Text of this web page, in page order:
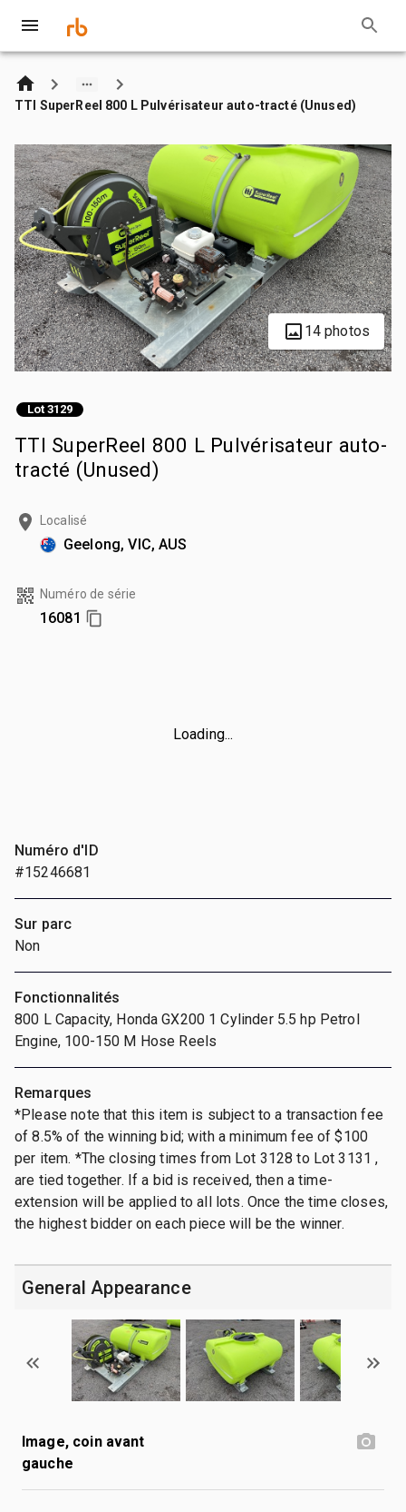
TTI SuperReel 800 L Pulvérisateur auto-tracté (Unused)
14 photos
Lot 3129
TTI SuperReel 800 L Pulvérisateur auto-
tracté (Unused)
Localisé
Geelong, VIC, AUS
Numéro de série
16081
Loading...
Numéro d'ID
#15246681
Sur parc
Non
Fonctionnalités
800 L Capacity, Honda GX200 1 Cylinder 5.5 hp Petrol
Engine, 100-150 M Hose Reels
Remarques
*Please note that this item is subject to a transaction fee
of 8.5% of the winning bid; with a minimum fee of $100
per item. *The closing times from Lot 3128 to Lot 3131 ,
are tied together. If a bid is received, then a time-
extension will be applied to all lots. Once the time closes,
the highest bidder on each piece will be the winner.
General Appearance
Image, coin avant
gauche